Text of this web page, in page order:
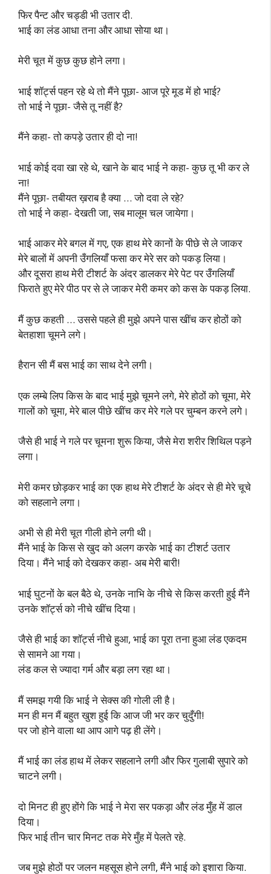
फिर पैन्ट और चड्डी भी उतार दी.
भाई का लंड आधा तना और आधा सोया था।
मेरी चूत में कुछ कुछ होने लगा।
भाई शॉर्ट्स पहन रहे थे तो मैंने पूछा- आज पूरे मूड में हो भाई?
तो भाई ने पूछा- जैसे तू नहीं है?
मैंने कहा- तो कपड़े उतार ही दो ना!
भाई कोई दवा खा रहे थे, खाने के बाद भाई ने कहा- कुछ तू भी कर ले
ना!
मैंने पूछा- तबीयत ख़राब है क्या … जो दवा ले रहे?
तो भाई ने कहा- देखती जा, सब मालूम चल जायेगा।
भाई आकर मेरे बगल में गए, एक हाथ मेरे कानों के पीछे से ले जाकर
मेरे बालों में अपनी उँगलियाँ फसा कर मेरे सर को पकड़ लिया।
और दूसरा हाथ मेरी टीशर्ट के अंदर डालकर मेरे पेट पर उँगलियाँ
फिराते हुए मेरे पीठ पर से ले जाकर मेरी कमर को कस के पकड़ लिया.
मैं कुछ कहती … उससे पहले ही मुझे अपने पास खींच कर होठों को
बेतहाशा चूमने लगे।
हैरान सी मैं बस भाई का साथ देने लगी।
एक लम्बे लिप किस के बाद भाई मुझे चूमने लगे, मेरे होठों को चूमा, मेरे
गालों को चूमा, मेरे बाल पीछे खींच कर मेरे गले पर चुम्बन करने लगे।
जैसे ही भाई ने गले पर चूमना शुरू किया, जैसे मेरा शरीर शिथिल पड़ने
लगा।
मेरी कमर छोड़कर भाई का एक हाथ मेरे टीशर्ट के अंदर से ही मेरे चूचे
को सहलाने लगा।
अभी से ही मेरी चूत गीली होने लगी थी।
मैंने भाई के किस से खुद को अलग करके भाई का टीशर्ट उतार
दिया। मैंने भाई को देखकर कहा- अब मेरी बारी!
भाई घुटनों के बल बैठे थे, उनके नाभि के नीचे से किस करती हुई मैंने
उनके शॉर्ट्स को नीचे खींच दिया।
जैसे ही भाई का शॉर्ट्स नीचे हुआ, भाई का पूरा तना हुआ लंड एकदम
से सामने आ गया।
लंड कल से ज्यादा गर्म और बड़ा लग रहा था।
मैं समझ गयी कि भाई ने सेक्स की गोली ली है।
मन ही मन मैं बहुत खुश हुई कि आज जी भर कर चुदुँगी!
पर जो होने वाला था आप आगे पढ़ ही लेंगे।
मैं भाई का लंड हाथ में लेकर सहलाने लगी और फिर गुलाबी सुपारे को
चाटने लगी।
दो मिनट ही हुए होंगे कि भाई ने मेरा सर पकड़ा और लंड मुँह में डाल
दिया।
फिर भाई तीन चार मिनट तक मेरे मुँह में पेलते रहे.
जब मुझे होठों पर जलन महसूस होने लगी, मैंने भाई को इशारा किया.